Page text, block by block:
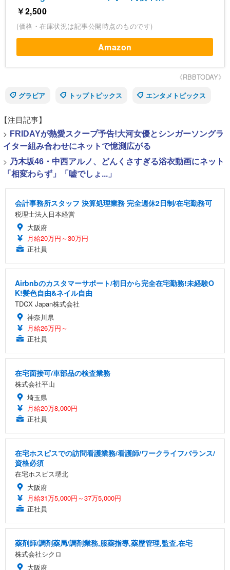
￥2,500
(価格・在庫状況は記事公開時点のものです)
Amazon
《RBBTODAY》
グラビア
トップトピックス エンタメトピックス
【注目記事】
> FRIDAYが熱愛スクープ予告!大河女優とシンガーソングラ
イター組み合わせにネットで憶測広がる
> 乃木坂46・中西アルノ、どんくさすぎる浴衣動画にネット
「相変わらず」「嘘でしょ...」
会計事務所スタッフ 決算処理業務 完全週休2日制/在宅勤務可
税理士法人日本経営
大阪府
月給20万円～30万円
正社員
Airbnbのカスタマーサポート/初日から完全在宅勤務!未経験O
K!髪色自由&ネイル自由
TDCX Japan株式会社
神奈川県
月給26万円～
正社員
在宅面接可/車部品の検査業務
株式会社平山
埼玉県
月給20万8,000円
正社員
在宅ホスピスでの訪問看護業務/看護師/ワークライフバランス/
資格必須
在宅ホスピス堺北
大阪府
月給31万5,000円～37万5,000円
正社員
薬剤師/調剤薬局/調剤業務,服薬指導,薬歴管理,監査,在宅
株式会社シクロ
大阪府